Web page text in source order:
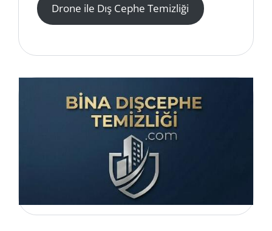
Drone ile Dış Cephe Temizliği